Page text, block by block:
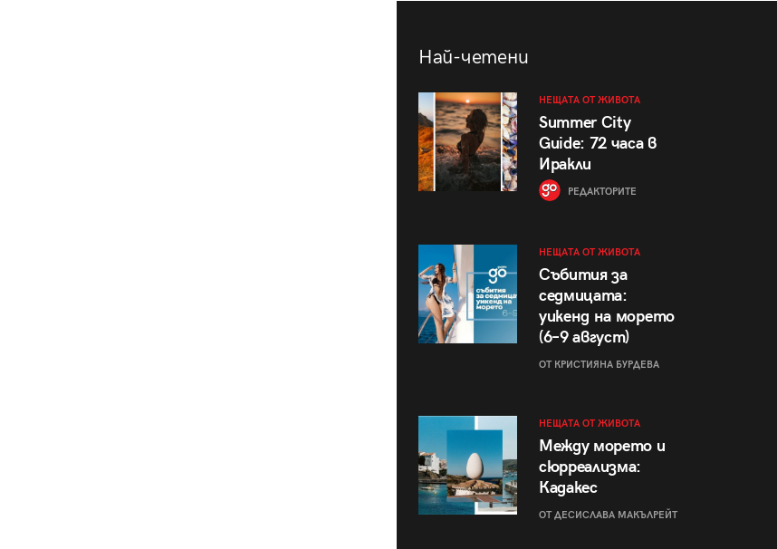
Най-четени
НЕЩАТА ОТ ЖИВОТА
Summer City
Guide: 72 часа в
Иракли
РЕДАКТОРИТЕ
НЕЩАТА ОТ ЖИВОТА
Събития за
седмицата:
уикенд на морето
(6–9 август)
ОТ КРИСТИЯНА БУРДЕВА
НЕЩАТА ОТ ЖИВОТА
Между морето и
сюрреализма:
Кадакес
ОТ ДЕСИСЛАВА МАКЪЛРЕЙТ